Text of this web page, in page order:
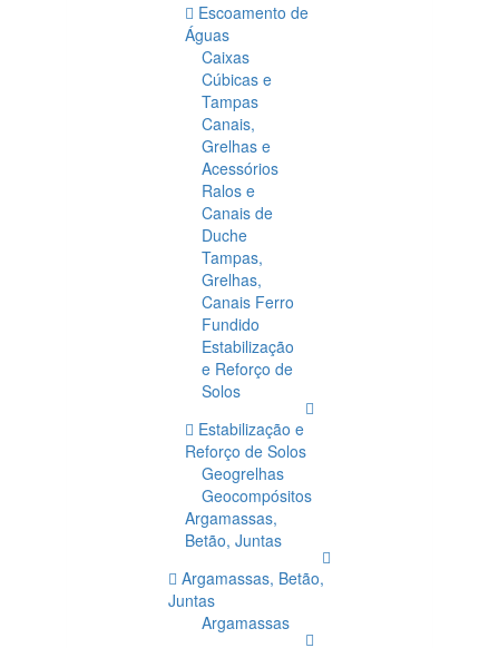
Escoamento de
Águas
Caixas
Cúbicas e
Tampas
Canais,
Grelhas e
Acessórios
Ralos e
Canais de
Duche
Tampas,
Grelhas,
Canais Ferro
Fundido
Estabilização
e Reforço de
Solos
Estabilização e
Reforço de Solos
Geogrelhas
Geocompósitos
Argamassas,
Betão, Juntas
Argamassas, Betão,
Juntas
Argamassas